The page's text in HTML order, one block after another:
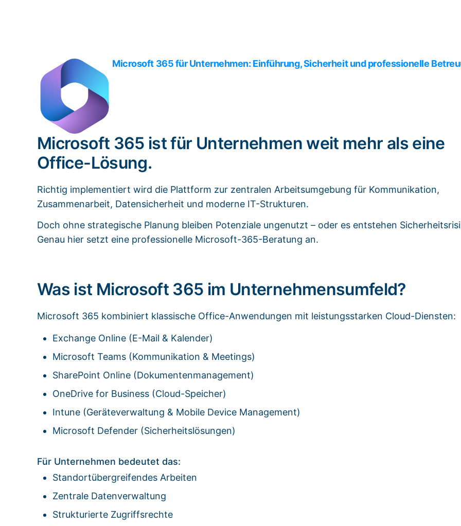
Microsoft 365 für Unternehmen: Einführung, Sicherheit und professionelle
Microsoft 365 ist für Unternehmen weit mehr als eine
Office-Lösung.
Richtig implementiert wird die Plattform zur zentralen Arbeitsumgebung für Kommunikation,
Zusammenarbeit, Datensicherheit und moderne IT-Strukturen.
Doch ohne strategische Planung bleiben Potenziale ungenutzt – oder es entstehen
Genau hier setzt eine professionelle Microsoft-365-Beratung an.
Was ist Microsoft 365 im Unternehmensumfeld?
Microsoft 365 kombiniert klassische Office-Anwendungen mit leistungsstarken Cloud-Diensten:
Exchange Online (E-Mail & Kalender)
Microsoft Teams (Kommunikation & Meetings)
SharePoint Online (Dokumentenmanagement)
OneDrive for Business (Cloud-Speicher)
Intune (Geräteverwaltung & Mobile Device Management)
Microsoft Defender (Sicherheitslösungen)
Für Unternehmen bedeutet das:
Standortübergreifendes Arbeiten
Zentrale Datenverwaltung
Strukturierte Zugriffsrechte